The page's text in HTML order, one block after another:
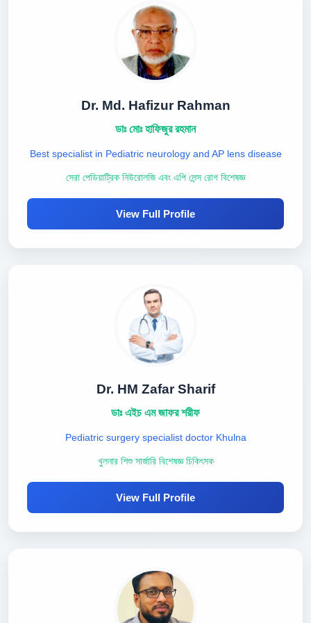
Dr. Md. Hafizur Rahman
ডাঃ মোঃ হাফিজুর রহমান
Best specialist in Pediatric neurology and AP lens disease
সেরা পেডিয়াট্রিক নিউরোলজি এবং এপি লেন্স রোগ বিশেষজ্ঞ
View Full Profile
Dr. HM Zafar Sharif
ডাঃ এইচ এম জাফর শরীফ
Pediatric surgery specialist doctor Khulna
খুলনার শিশু সার্জারি বিশেষজ্ঞ চিকিৎসক
View Full Profile